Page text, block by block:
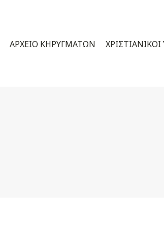
ΑΡΧΕΊΟ ΚΗΡΥΓΜΆΤΩΝ